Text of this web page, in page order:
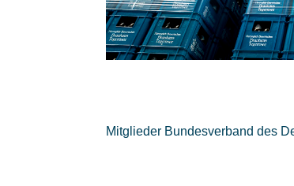
Mitglieder Bundesverband des